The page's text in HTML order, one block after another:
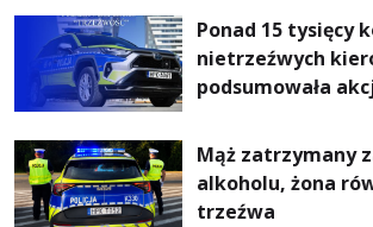
Ponad 15 tysięcy
nietrzeźwych
podsumowała
Mąż zatrzymany
alkoholu, żona
trzeźwa